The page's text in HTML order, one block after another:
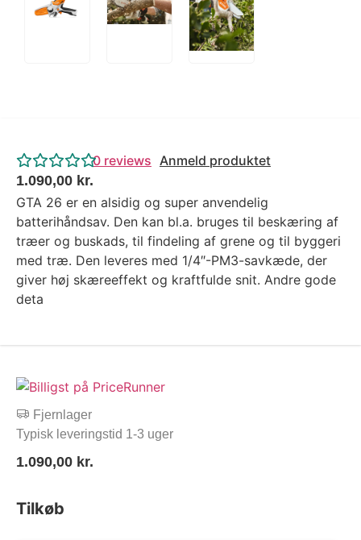
0 reviews Anmeld produktet
1.090,00 kr.
GTA 26 er en alsidig og super anvendelig
batterihåndsav. Den kan bl.a. bruges til beskæring af
træer og buskads, til findeling af grene og til byggeri
med træ. Den leveres med 1/4″-PM3-savkæde, der
giver høj skæreeffekt og kraftfulde snit. Andre gode
deta
Fjernlager
Typisk leveringstid 1-3 uger
1.090,00 kr.
Tilkøb